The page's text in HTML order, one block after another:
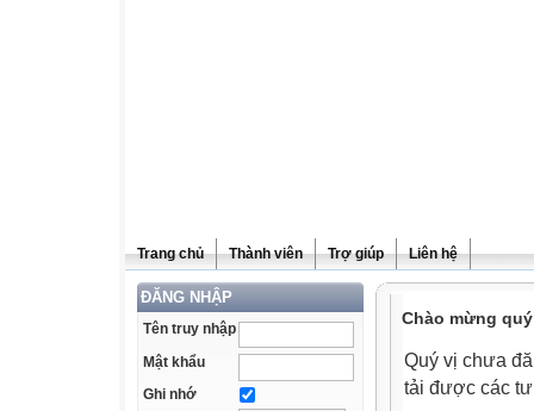
Trang chủ Thành viên Trợ giúp Liên hệ
ĐĂNG NHẬP
Tên truy nhập
Mật khẩu
Ghi nhớ
Chào mừng
Quý vị chưa
tải được các